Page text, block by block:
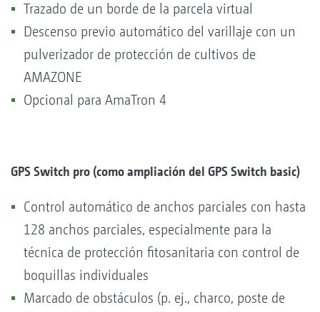
Trazado de un borde de la parcela virtual
Descenso previo automático del varillaje con un
pulverizador de protección de cultivos de
AMAZONE
Opcional para AmaTron 4
GPS Switch pro (como ampliación del GPS Switch basic)
Control automático de anchos parciales con hasta
128 anchos parciales, especialmente para la
técnica de protección fitosanitaria con control de
boquillas individuales
Marcado de obstáculos (p. ej., charco, poste de